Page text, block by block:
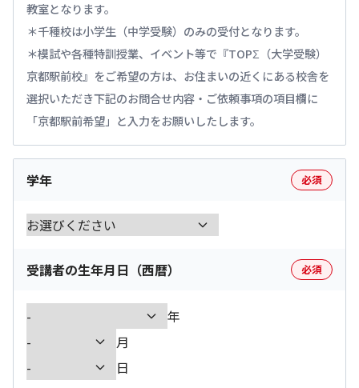
教室となります。
千種校は小学生（中学受験）のみの受付となります。
模試や各種特訓授業、イベント等で『TOPΣ（大学受験）
京都駅前校』をご希望の方は、お住まいの近くにある校舎を
選択いただき下記のお問合せ内容・ご依頼事項の項目欄に
「京都駅前希望」と入力をお願いしたします。
学年 必須
受講者の生年月日（西暦） 必須
年
月
日